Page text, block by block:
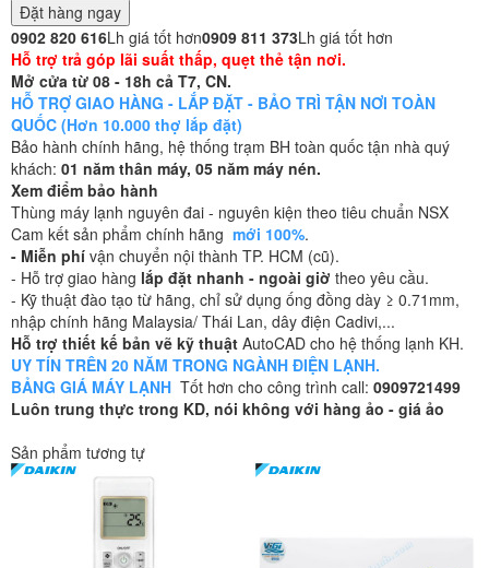
Đặt hàng ngay
0902 820 616Lh giá tốt hơn0909 811 373Lh giá tốt hơn
Hỗ trợ trả góp lãi suất thấp, quẹt thẻ tận nơi.
Mở cửa từ 08 - 18h cả T7, CN.
HỖ TRỢ GIAO HÀNG - LẮP ĐẶT - BẢO TRÌ TẬN NƠI TOÀN
QUỐC (Hơn 10.000 thợ lắp đặt)
Bảo hành chính hãng, hệ thống trạm BH toàn quốc tận nhà quý
khách: 01 năm thân máy, 05 năm máy nén.
Xem điểm bảo hành
Thùng máy lạnh nguyên đai - nguyên kiện theo tiêu chuẩn NSX
Cam kết sản phẩm chính hãng mới 100%.
- Miễn phí vận chuyển nội thành TP. HCM (cũ).
- Hỗ trợ giao hàng lắp đặt nhanh - ngoài giờ theo yêu cầu.
- Kỹ thuật đào tạo từ hãng, chỉ sử dụng ống đồng dày ≥ 0.71mm,
nhập chính hãng Malaysia/ Thái Lan, dây điện Cadivi,...
Hỗ trợ thiết kế bản vẽ kỹ thuật AutoCAD cho hệ thống lạnh KH.
UY TÍN TRÊN 20 NĂM TRONG NGÀNH ĐIỆN LẠNH.
BẢNG GIÁ MÁY LẠNH Tốt hơn cho công trình call: 0909721499
Luôn trung thực trong KD, nói không với hàng ảo - giá ảo
Sản phẩm tương tự